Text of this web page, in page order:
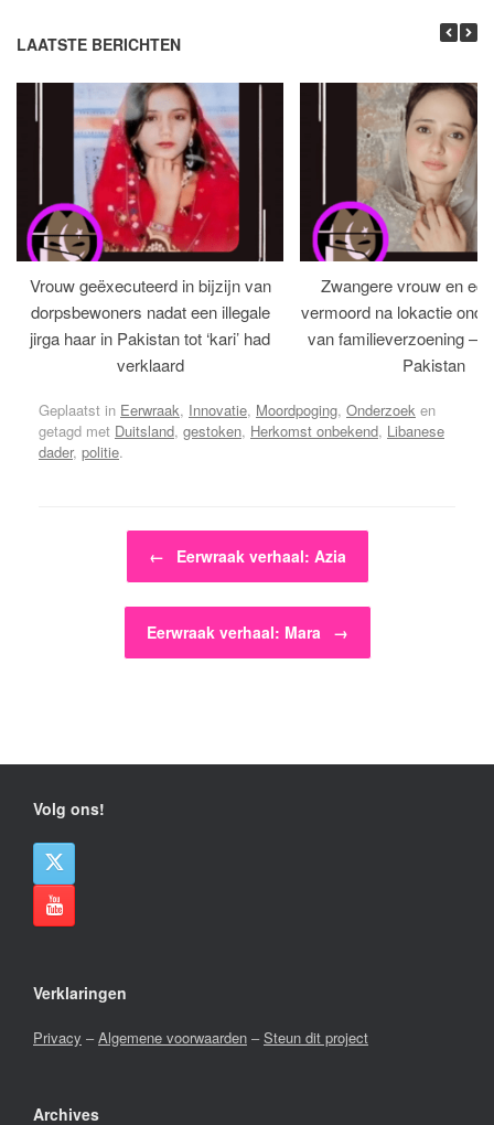
LAATSTE BERICHTEN
Vrouw geëxecuteerd in bijzijn van
dorpsbewoners nadat een illegale
jirga haar in Pakistan tot ‘kari’ had
verklaard
Zwangere vrouw en
vermoord na lokactie
van familieverzoening –
Pakistan
Geplaatst in Eerwraak, Innovatie, Moordpoging, Onderzoek en
getagd met Duitsland, gestoken, Herkomst onbekend, Libanese
dader, politie.
Bericht navigatie
← Eerwraak verhaal: Azia
Eerwraak verhaal: Mara →
Volg ons!
Verklaringen
Privacy –Algemene voorwaarden –Steun dit project
Archives